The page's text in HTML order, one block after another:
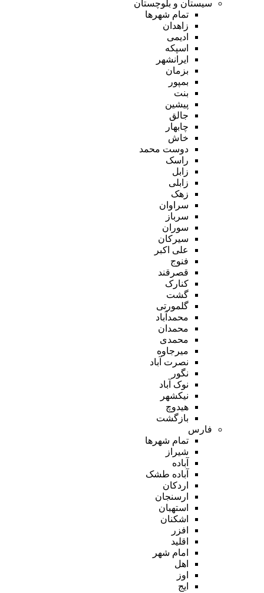
سیستان و بلوچستان
تمام شهر‌ها
زاهدان
ادیمی
اسپکه
ایرانشهر
بزمان
بمپور
بنت
پیشین
جالق
چابهار
خاش
دوست محمد
راسک
زابل
زابلی
زهک
سراوان
سرباز
سوران
سیرکان
علی اکبر
فنوج
قصرقند
کنارک
گشت
گلمورتی
محمدآباد
محمدان
محمدی
میرجاوه
نصرت آباد
نگور
نوک آباد
نیکشهر
هیدوچ
بازگشت
فارس
تمام شهر‌ها
شیراز
آباده
آباده طشک
اردکان
ارسنجان
استهبان
اشکنان
افزر
اقلید
امام شهر
اهل
اوز
ایج